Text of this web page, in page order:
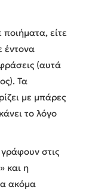
ποιήματα, είτε
έντονα
(αυτά
Τα
με μπάρες
το λόγο
στις
και η
ακόμα